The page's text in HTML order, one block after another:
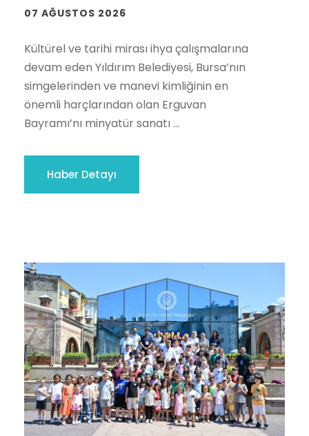
07 AĞUSTOS 2026
Kültürel ve tarihi mirası ihya çalışmalarına
devam eden Yıldırım Belediyesi, Bursa’nın
simgelerinden ve manevi kimliğinin en
önemli harçlarından olan Erguvan
Bayramı’nı minyatür sanatı ...
Haber Detayı